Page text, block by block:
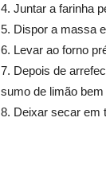
4. Juntar a farinha
5. Dispor a massa
6. Levar ao forno
7. Depois de
sumo de limão
8. Deixar secar em